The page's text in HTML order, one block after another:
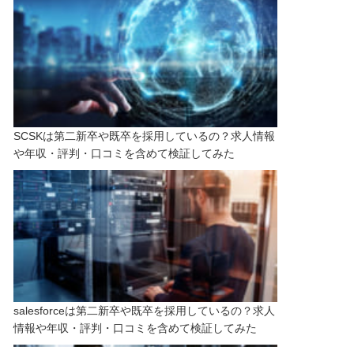
SCSKは第二新卒や既卒を採用しているの？求人情報
や年収・評判・口コミを含めて検証してみた
salesforceは第二新卒や既卒を採用しているの？求人
情報や年収・評判・口コミを含めて検証してみた